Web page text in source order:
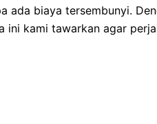
ada biaya tersembunyi.
ini kami tawarkan agar